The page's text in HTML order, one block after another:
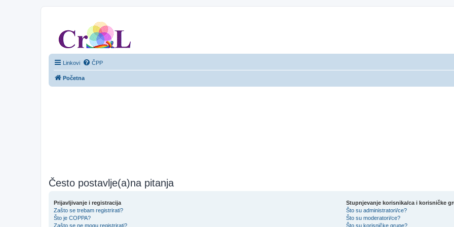
Linkovi ČPP
Početna
Često postavlje(a)na pitanja
Prijavljivanje i registracija
Zašto se trebam registrirati?
Što je COPPA?
Zašto se ne mogu registrirati?
Stupnjevanje korisnika/ca i korisničke
Što su administratori/ce?
Što su moderatori/ce?
Što su korisničke grupe?